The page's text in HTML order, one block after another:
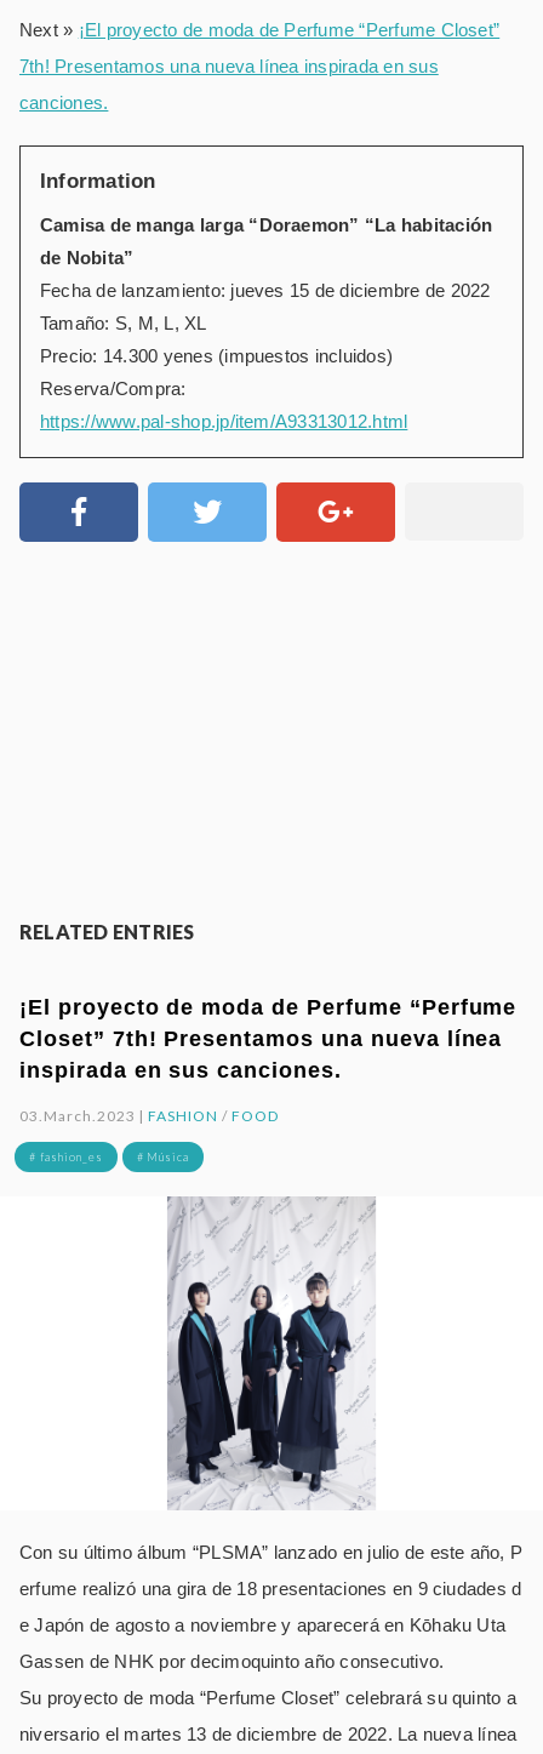
Next » ¡El proyecto de moda de Perfume “Perfume Closet”
7th! Presentamos una nueva línea inspirada en sus
canciones.
Information
Camisa de manga larga “Doraemon” “La habitación
de Nobita”
Fecha de lanzamiento: jueves 15 de diciembre de 2022
Tamaño: S, M, L, XL
Precio: 14.300 yenes (impuestos incluidos)
Reserva/Compra:
https://www.pal-shop.jp/item/A93313012.html
RELATED ENTRIES
¡El proyecto de moda de Perfume “Perfume
Closet” 7th! Presentamos una nueva línea
inspirada en sus canciones.
03.March.2023 |FASHION / FOOD
# fashion_es # Música
Con su último álbum “PLSMA” lanzado en julio de este año, P
erfume realizó una gira de 18 presentaciones en 9 ciudades d
e Japón de agosto a noviembre y aparecerá en Kōhaku Uta
Gassen de NHK por decimoquinto año consecutivo.
Su proyecto de moda “Perfume Closet” celebrará su quinto a
niversario el martes 13 de diciembre de 2022. La nueva línea